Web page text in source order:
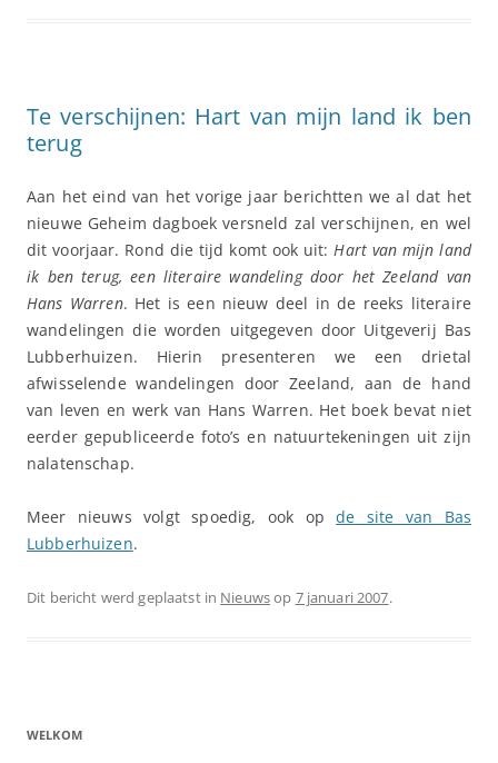
Te verschijnen: Hart van mijn land ik ben
terug
Aan het eind van het vorige jaar berichtten we al dat het
nieuwe Geheim dagboek versneld zal verschijnen, en wel
dit voorjaar. Rond die tijd komt ook uit: Hart van mijn land
ik ben terug, een literaire wandeling door het Zeeland van
Hans Warren. Het is een nieuw deel in de reeks literaire
wandelingen die worden uitgegeven door Uitgeverij Bas
Lubberhuizen. Hierin presenteren we een drietal
afwisselende wandelingen door Zeeland, aan de hand
van leven en werk van Hans Warren. Het boek bevat niet
eerder gepubliceerde foto’s en natuurtekeningen uit zijn
nalatenschap.
Meer nieuws volgt spoedig, ook opde site van Bas
Lubberhuizen.
Dit bericht werd geplaatst in Nieuwsop 7 januari 2007.
WELKOM